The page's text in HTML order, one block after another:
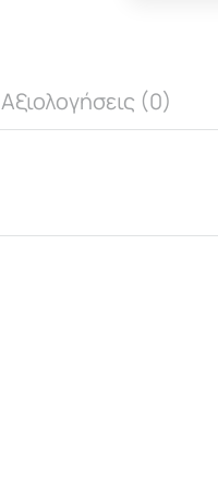
Αξιολογήσεις (0)